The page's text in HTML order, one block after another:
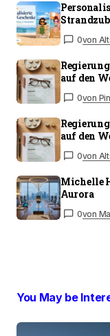
0von
auf den
0von
auf den
0von
Michelle
Aurora
0von
You May be